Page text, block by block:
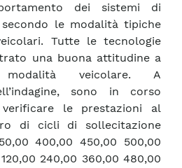
dei sistemi di
le modalità tipiche
Tutte le tecnologie
una buona attitudine a
veicolare. A
sono in corso
le prestazioni al
di cicli di sollecitazione
400,00 450,00 500,00
240,00 360,00 480,00